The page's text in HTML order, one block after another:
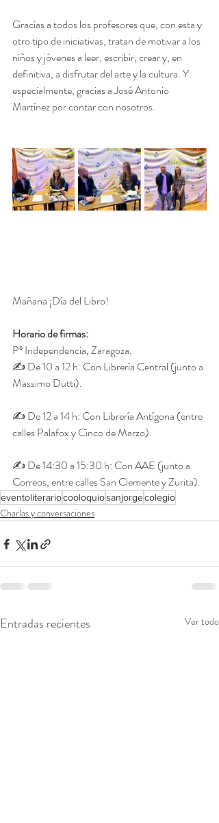
Gracias a todos los profesores que, con esta y
otro tipo de iniciativas, tratan de motivar a los
niños y jóvenes a leer, escribir, crear y, en
definitiva, a disfrutar del arte y la cultura. Y
especialmente, gracias a José Antonio
Martínez por contar con nosotros.
Mañana ¡Día del Libro!
Horario de firmas:
Pº Independencia, Zaragoza.
✍️ De 10 a 12 h: Con Librería Central (junto a
Massimo Dutti).
✍️ De 12 a 14 h: Con Librería Antígona (entre
calles Palafox y Cinco de Marzo).
✍️ De 14:30 a 15:30 h: Con AAE (junto a
Correos, entre calles San Clemente y Zurita).
eventoliterariocooloquiosanjorgecolegio
Charlas y conversaciones
Entradas recientes Ver todo